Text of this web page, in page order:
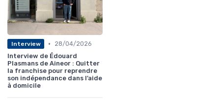
Interview •
28/04/2026
Interview de Édouard
Plasmans de Aineor : Quitter
la franchise pour reprendre
son indépendance dans l’aide
à domicile